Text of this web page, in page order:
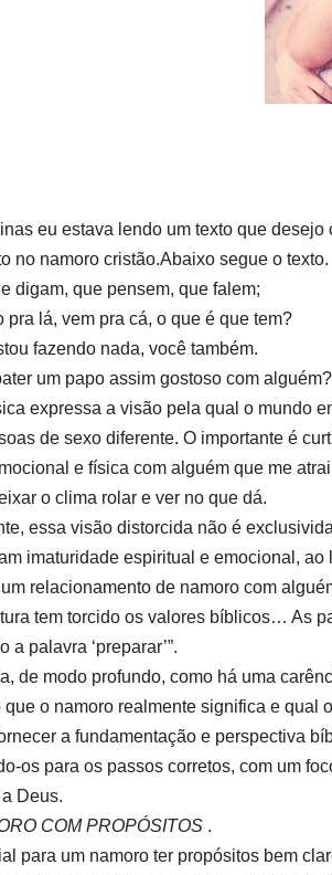
eu estava lendo um texto que
no namoro cristão.Abaixo segue o texto.
digam, que pensem, que falem;
pra lá, vem pra cá, o que é que tem?
fazendo nada, você também.
um papo assim gostoso com
expressa a visão pela qual o mundo
de sexo diferente. O importante é
e física com alguém que me
o clima rolar e ver no que dá.
essa visão distorcida não é
imaturidade espiritual e emocional,
relacionamento de namoro com
tem torcido os valores bíblicos… As
a palavra ‘preparar’”.
de modo profundo, como há uma
que o namoro realmente significa e qual
a fundamentação e perspectiva
os para os passos corretos, com um
Deus.
COM PROPÓSITOS .
para um namoro ter propósitos bem